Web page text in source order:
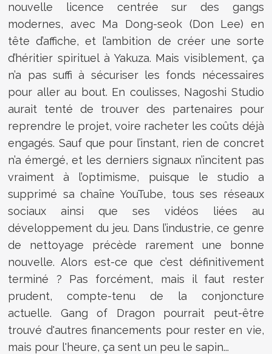
nouvelle licence centrée sur des gangs
modernes, avec Ma Dong-seok (Don Lee) en
tête d’affiche, et l’ambition de créer une sorte
d’héritier spirituel à Yakuza. Mais visiblement, ça
n’a pas suffi à sécuriser les fonds nécessaires
pour aller au bout. En coulisses, Nagoshi Studio
aurait tenté de trouver des partenaires pour
reprendre le projet, voire racheter les coûts déjà
engagés. Sauf que pour l’instant, rien de concret
n’a émergé, et les derniers signaux n’incitent pas
vraiment à l’optimisme, puisque le studio a
supprimé sa chaîne YouTube, tous ses réseaux
sociaux ainsi que ses vidéos liées au
développement du jeu. Dans l’industrie, ce genre
de nettoyage précède rarement une bonne
nouvelle. Alors est-ce que c’est définitivement
terminé ? Pas forcément, mais il faut rester
prudent, compte-tenu de la conjoncture
actuelle. Gang of Dragon pourrait peut-être
trouvé d'autres financements pour rester en vie,
mais pour l'heure, ça sent un peu le sapin...